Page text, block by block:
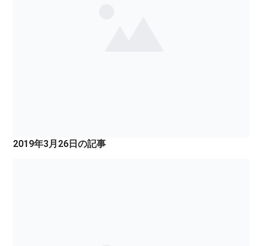
2019年3月26日の記事